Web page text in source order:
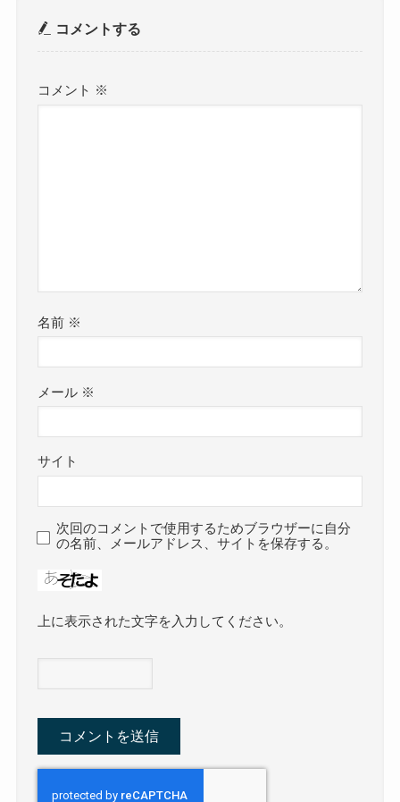
コメントする
コメント ※
名前 ※
メール ※
サイト
次回のコメントで使用するためブラウザーに自分
の名前、メールアドレス、サイトを保存する。
上に表示された文字を入力してください。